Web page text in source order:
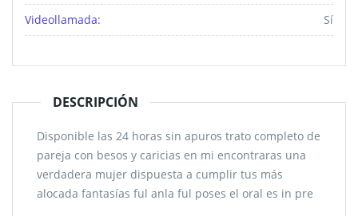
Videollamada: Sí
DESCRIPCIÓN
Disponible las 24 horas sin apuros trato completo de
pareja con besos y caricias en mi encontraras una
verdadera mujer dispuesta a cumplir tus más
alocada fantasías ful anla ful poses el oral es in pre